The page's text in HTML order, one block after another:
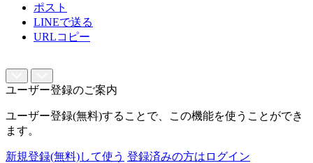
ポスト
LINEで送る
URLコピー
ユーザー登録のご案内
ユーザー登録(無料)することで、この機能を使うことができ
ます。
新規登録(無料)して使う 登録済みの方はログイン